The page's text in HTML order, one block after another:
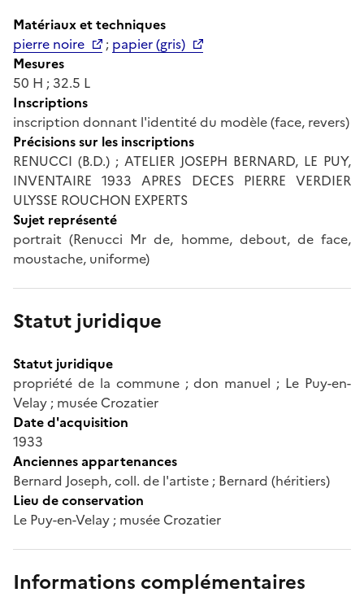
Matériaux et techniques
pierre noire
; papier (gris)
Mesures
50 H ; 32.5 L
Inscriptions
inscription donnant l'identité du modèle (face, revers)
Précisions sur les inscriptions
RENUCCI (B.D.) ; ATELIER JOSEPH BERNARD, LE PUY,
INVENTAIRE 1933 APRES DECES PIERRE VERDIER
ULYSSE ROUCHON EXPERTS
Sujet représenté
portrait (Renucci Mr de, homme, debout, de face,
moustache, uniforme)
Statut juridique
Statut juridique
propriété de la commune ; don manuel ; Le Puy-en-
Velay ; musée Crozatier
Date d'acquisition
1933
Anciennes appartenances
Bernard Joseph, coll. de l'artiste ; Bernard (héritiers)
Lieu de conservation
Le Puy-en-Velay ; musée Crozatier
Informations complémentaires